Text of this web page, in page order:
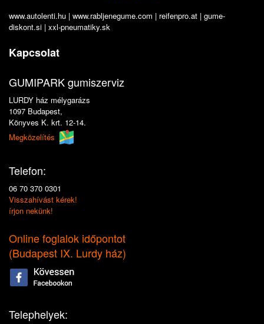
www.autolenti.hu | www.rabljenegume.com | reifenpro.at | gume-
diskont.si | xxl-pneumatiky.sk
Kapcsolat
GUMIPARK gumiszerviz
LURDY ház mélygarázs
1097 Budapest,
Könyves K. krt. 12-14.
Megközelítés
Telefon:
06 70 370 0301
Visszahívást kérek!
írjon nekünk!
Online foglalok időpontot
(Budapest IX. Lurdy ház)
Telephelyek: